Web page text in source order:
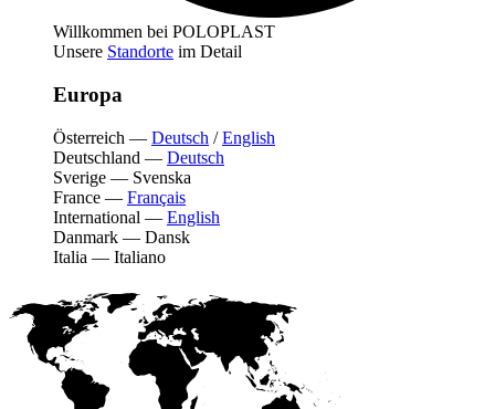
Willkommen bei POLOPLAST
Unsere Standorte im Detail
Europa
Österreich — Deutsch /English
Deutschland — Deutsch
Sverige — Svenska
France — Français
International — English
Danmark — Dansk
Italia — Italiano